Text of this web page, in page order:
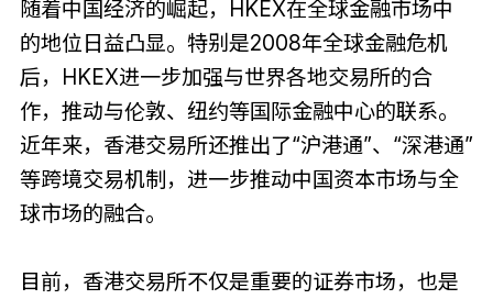
随着中国经济的崛起，HKEX在全球金融市场中
的地位日益凸显。特别是2008年全球金融危机
后，HKEX进一步加强与世界各地交易所的合
作，推动与伦敦、纽约等国际金融中心的联系。
近年来，香港交易所还推出了“沪港通”、“深港通”
等跨境交易机制，进一步推动中国资本市场与全
球市场的融合。
目前，香港交易所不仅是重要的证券市场，也是